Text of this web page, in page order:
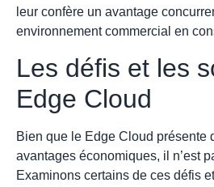
leur confère un avantage
environnement commercial en
Les défis et les
Edge Cloud
Bien que le Edge Cloud présente
avantages économiques, il n’est
Examinons certains de ces défis